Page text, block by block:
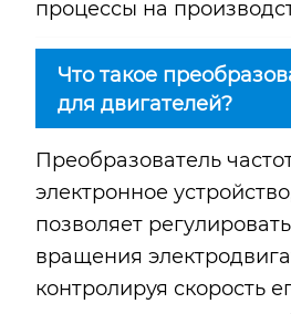
процессы на
Что такое
для двигателей?
Преобразователь
электронное
позволяет
вращения
контролируя скорость